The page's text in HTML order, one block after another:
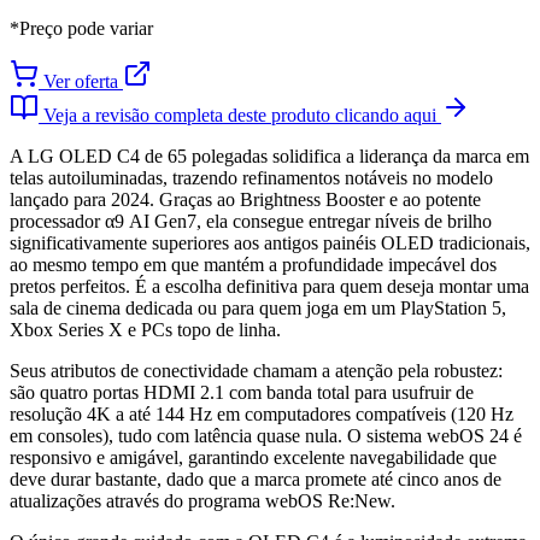
*Preço pode variar
Ver oferta
Veja a revisão completa deste produto clicando aqui
A LG OLED C4 de 65 polegadas solidifica a liderança da marca em
telas autoiluminadas, trazendo refinamentos notáveis no modelo
lançado para 2024. Graças ao Brightness Booster e ao potente
processador α9 AI Gen7, ela consegue entregar níveis de brilho
significativamente superiores aos antigos painéis OLED tradicionais,
ao mesmo tempo em que mantém a profundidade impecável dos
pretos perfeitos. É a escolha definitiva para quem deseja montar uma
sala de cinema dedicada ou para quem joga em um PlayStation 5,
Xbox Series X e PCs topo de linha.
Seus atributos de conectividade chamam a atenção pela robustez:
são quatro portas HDMI 2.1 com banda total para usufruir de
resolução 4K a até 144 Hz em computadores compatíveis (120 Hz
em consoles), tudo com latência quase nula. O sistema webOS 24 é
responsivo e amigável, garantindo excelente navegabilidade que
deve durar bastante, dado que a marca promete até cinco anos de
atualizações através do programa webOS Re:New.